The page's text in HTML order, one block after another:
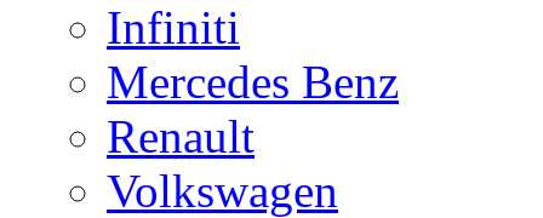
Infiniti
Mercedes Benz
Renault
Volkswagen